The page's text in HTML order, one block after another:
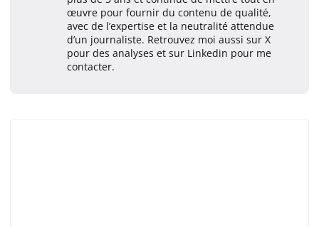
œuvre pour fournir du contenu de qualité,
avec de l’expertise et la neutralité attendue
d’un journaliste. Retrouvez moi aussi sur X
pour des analyses et sur Linkedin pour me
contacter.